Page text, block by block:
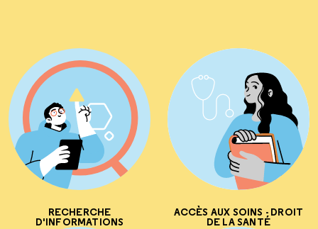
RECHERCHE
D'INFORMATIONS
ACCÈS AUX SOINS - DROIT
DE LA SANTÉ